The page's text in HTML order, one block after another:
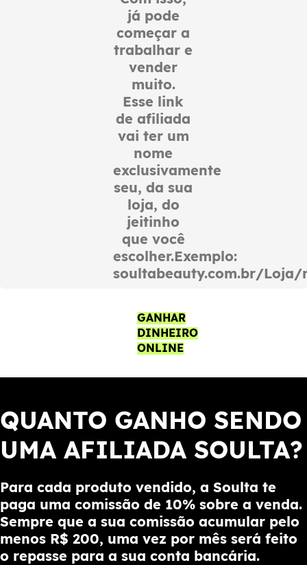
já pode
começar a
trabalhar e
vender
muito.
Esse link
de afiliada
vai ter um
nome
exclusivamente
seu, da sua
loja, do
jeitinho
que você
escolher.Exemplo:
soultabeauty.com.br/Loja/
GANHAR
DINHEIRO
ONLINE
QUANTO GANHO SENDO
UMA AFILIADA SOULTA?
Para cada produto vendido, a Soulta te
paga uma comissão de 10% sobre a venda.
Sempre que a sua comissão acumular pelo
menos R$ 200, uma vez por mês será feito
o repasse para a sua conta bancária.